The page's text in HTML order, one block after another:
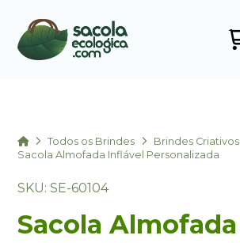
HomeTodos os Brindes
Brindes Criativos
Sacola Almofada Inflável Personalizada
SKU: SE-60104
Sacola Almofada